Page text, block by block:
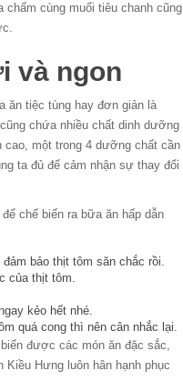
cùng muối tiêu chanh cũng
và ngon
ăn tiệc tùng hay đơn giản là
chứa nhiều chất dinh dưỡng
một trong 4 dưỡng chất cần
ta đủ để cảm nhận sự thay đổi
chế biến ra bữa ăn hấp dẫn
bảo thịt tôm săn chắc rồi.
của thịt tôm.
kẻo hết nhé.
quá cong thì nên cân nhắc lại.
được các món ăn đặc sắc,
Hưng luôn hân hạnh phục